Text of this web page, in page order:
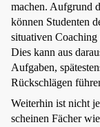
machen. Aufgrund
können Studenten
situativen
Dies kann aus
Aufgaben,
Rückschlägen
Weiterhin ist nicht
scheinen Fächer